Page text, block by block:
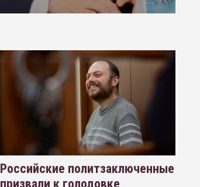
Российские политзаключенные
призвали к голодовке